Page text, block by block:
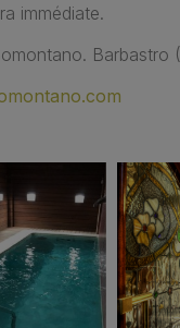
immédiate.
Barbastro